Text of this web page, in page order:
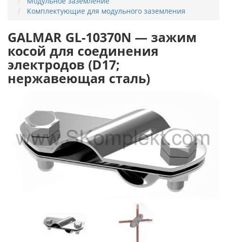
Комплектующие для модульного заземления
GALMAR GL-10370N — зажим
косой для соединения
электродов (D17;
нержавеющая сталь)